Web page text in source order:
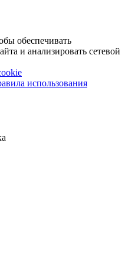
обеспечивать
и анализировать сетевой
использования